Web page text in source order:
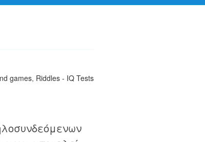
games, Riddles - IQ Tests